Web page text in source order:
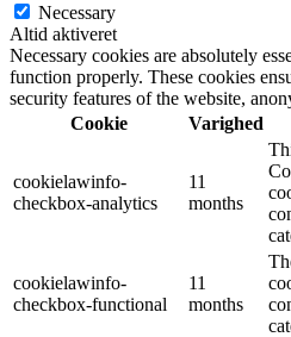
Necessary
Altid aktiveret
Necessary cookies are absolutely
function properly. These cookies
security features of the website,
Cookie
Varighed
cookielawinfo-
checkbox-analytics
11
months
cookielawinfo-
checkbox-functional
11
months